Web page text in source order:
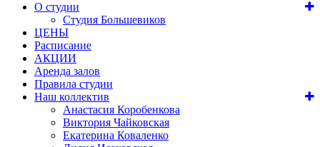
О студии
Студия Большевиков
ЦЕНЫ
Расписание
АКЦИИ
Аренда залов
Правила студии
Наш коллектив
Анастасия Коробенкова
Виктория Чайковская
Екатерина Коваленко